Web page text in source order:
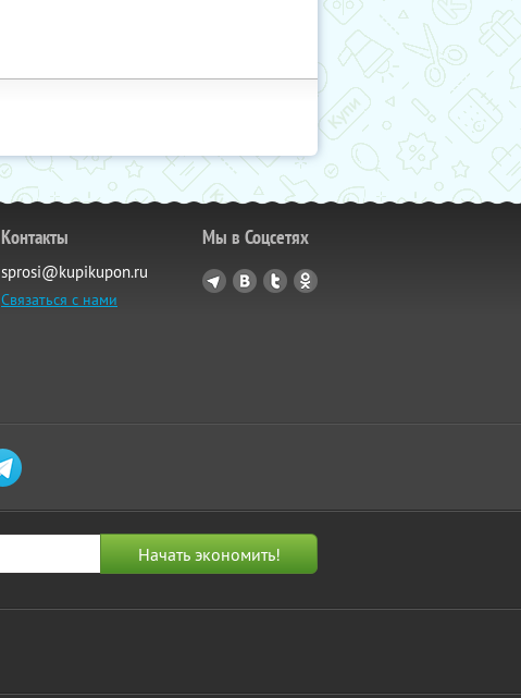
Контакты
sprosi@kupikupon.ru
Связаться с нами
Мы в Соцсетях